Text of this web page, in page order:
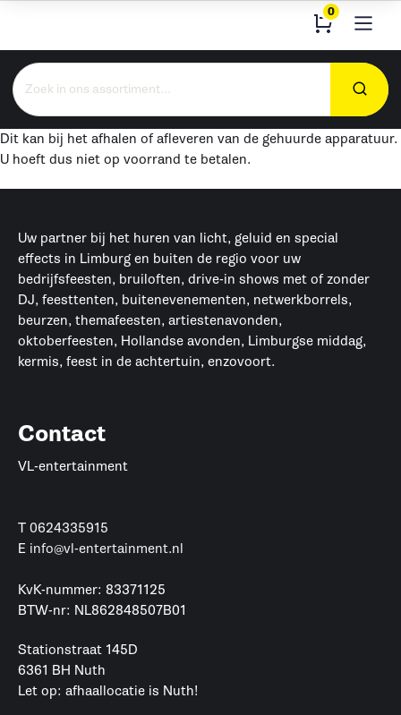
0
Zoeken
naar:
Dit kan bij het afhalen of afleveren van de gehuurde apparatuur.
U hoeft dus niet op voorrand te betalen.
Uw partner bij het huren van licht, geluid en special
effects in Limburg en buiten de regio voor uw
bedrijfsfeesten, bruiloften, drive-in shows met of zonder
DJ, feesttenten, buitenevenementen, netwerkborrels,
beurzen, themafeesten, artiestenavonden,
oktoberfeesten, Hollandse avonden, Limburgse middag,
kermis, feest in de achtertuin, enzovoort.
Contact
VL-entertainment
T 0624335915
E info@vl-entertainment.nl
KvK-nummer: 83371125
BTW-nr: NL862848507B01
Stationstraat 145D
6361 BH Nuth
Let op: afhaallocatie is Nuth!